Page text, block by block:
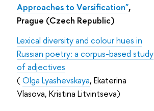
Approaches to Versification",
Prague (Czech Republic)
Lexical diversity and colour hues in
Russian poetry: a corpus-based study
of adjectives
(Olga Lyashevskaya, Ekaterina
Vlasova, Kristina Litvintseva)